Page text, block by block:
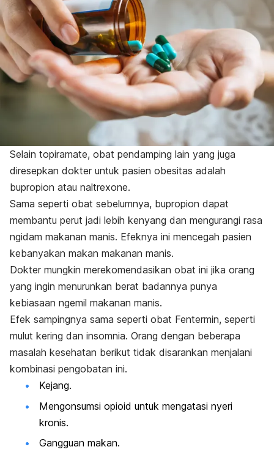
Selain topiramate, obat pendamping lain yang juga
diresepkan dokter untuk pasien obesitas adalah
bupropion atau naltrexone.
Sama seperti obat sebelumnya, bupropion dapat
membantu perut jadi lebih kenyang dan mengurangi rasa
ngidam makanan manis. Efeknya ini mencegah pasien
kebanyakan makan makanan manis.
Dokter mungkin merekomendasikan obat ini jika orang
yang ingin menurunkan berat badannya punya
kebiasaan ngemil makanan manis.
Efek sampingnya sama seperti obat Fentermin, seperti
mulut kering dan insomnia. Orang dengan beberapa
masalah kesehatan berikut tidak disarankan menjalani
kombinasi pengobatan ini.
Kejang.
Mengonsumsi opioid untuk mengatasi nyeri
kronis.
Gangguan makan.